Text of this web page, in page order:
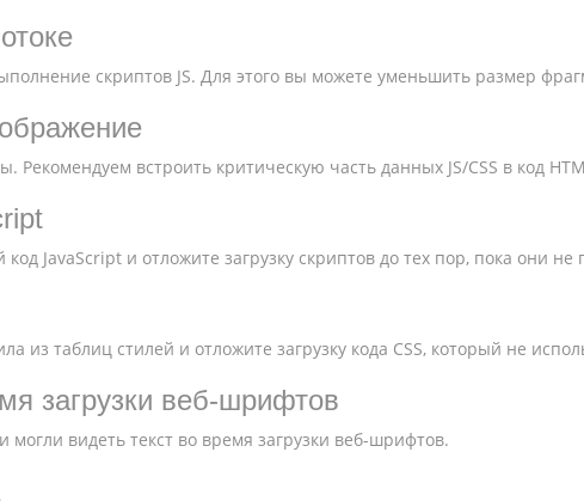
скриптов JS. Для этого вы можете уменьшить размер
встроить критическую часть данных JS/CSS в код
JavaScript и отложите загрузку скриптов до тех пор, пока они не
из таблиц стилей и отложите загрузку кода CSS, который не
загрузки веб-шрифтов
могли видеть текст во время загрузки веб-шрифтов.